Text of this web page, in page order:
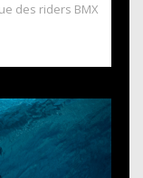
des riders BMX